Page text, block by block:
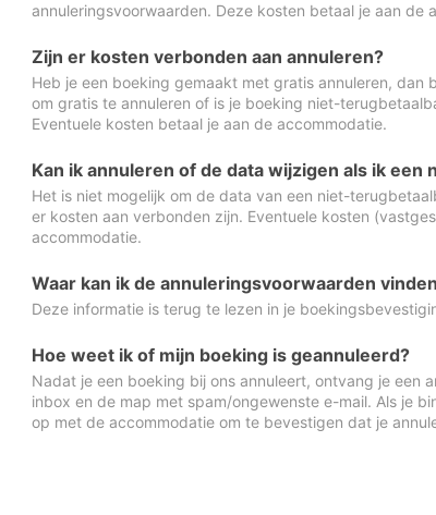
annuleringsvoorwaarden. Deze kosten betaal je aan de
Zijn er kosten verbonden aan annuleren?
Heb je een boeking gemaakt met gratis annuleren, dan
om gratis te annuleren of is je boeking niet-
Eventuele kosten betaal je aan de accommodatie.
Kan ik annuleren of de data wijzigen als ik
Het is niet mogelijk om de data van een niet-
er kosten aan verbonden zijn. Eventuele kosten
accommodatie.
Waar kan ik de annuleringsvoorwaarden
Deze informatie is terug te lezen in je
Hoe weet ik of mijn boeking is geannuleerd?
Nadat je een boeking bij ons annuleert, ontvang je een
inbox en de map met spam/ongewenste e-mail. Als je
op met de accommodatie om te bevestigen dat je